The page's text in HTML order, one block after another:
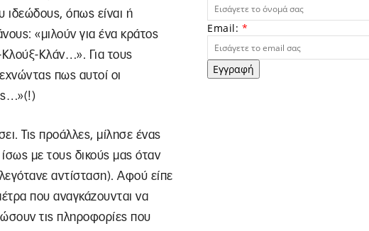
ιδεώδους, όπως είναι ή
«μιλούν για ένα κράτος
Κλούξ-Κλάν…». Για τους
πως αυτοί οι
Τις προάλλες, μίλησε ένας
με τους δικούς μας όταν
αντίσταση). Αφού είπε
που αναγκάζουνται να
τις πληροφορίες που
Email: *
Εγγραφή